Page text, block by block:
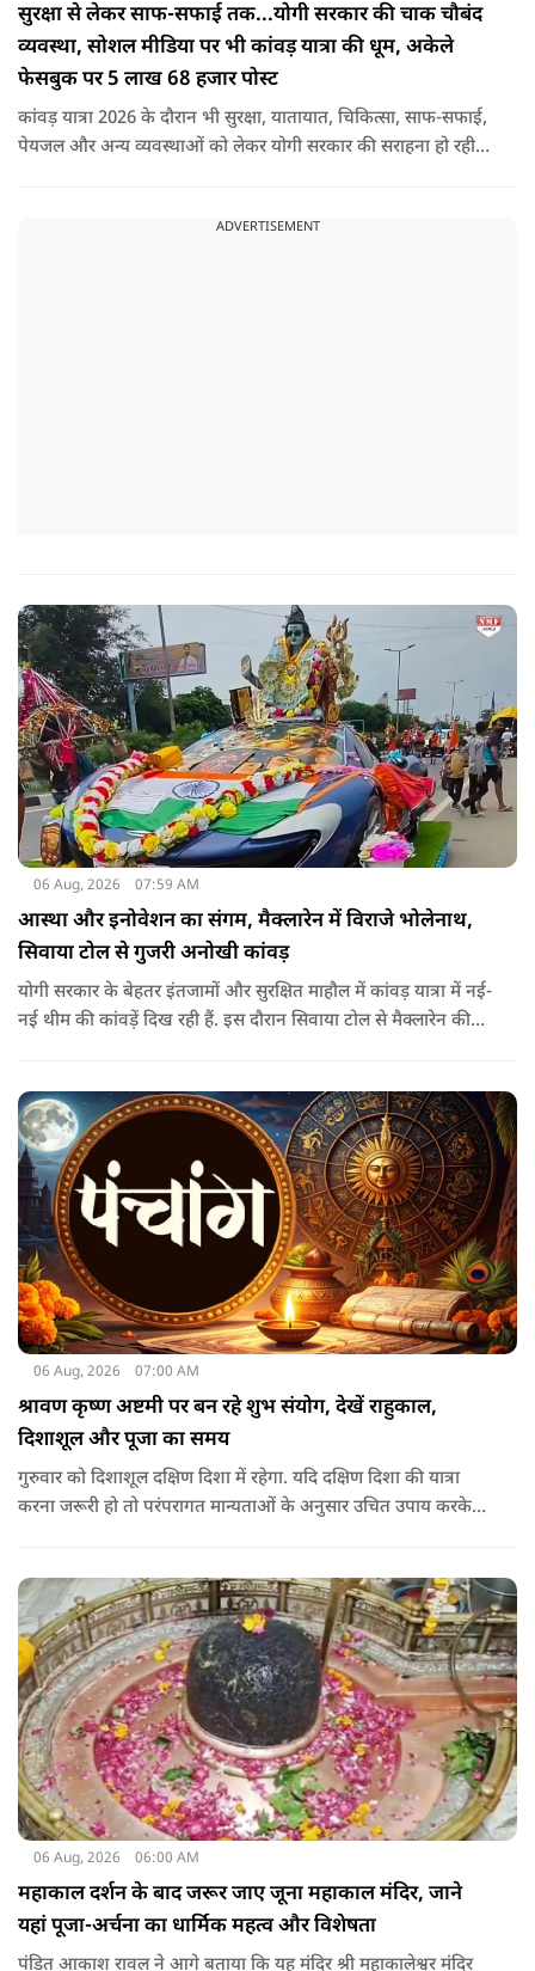
सुरक्षा से लेकर साफ-सफाई तक...योगी सरकार की चाक चौबंद
व्यवस्था, सोशल मीडिया पर भी कांवड़ यात्रा की धूम, अकेले
फेसबुक पर 5 लाख 68 हजार पोस्ट
कांवड़ यात्रा 2026 के दौरान भी सुरक्षा, यातायात, चिकित्सा, साफ-सफाई,
पेयजल और अन्य व्यवस्थाओं को लेकर योगी सरकार की सराहना हो रही
ADVERTISEMENT
06 Aug, 2026 07:59 AM
आस्था और इनोवेशन का संगम, मैक्लारेन में विराजे भोलेनाथ,
सिवाया टोल से गुजरी अनोखी कांवड़
योगी सरकार के बेहतर इंतजामों और सुरक्षित माहौल में कांवड़ यात्रा में नई-
नई थीम की कांवड़ें दिख रही हैं. इस दौरान सिवाया टोल से मैक्लारेन की
06 Aug, 2026 07:00 AM
श्रावण कृष्ण अष्टमी पर बन रहे शुभ संयोग, देखें राहुकाल,
दिशाशूल और पूजा का समय
गुरुवार को दिशाशूल दक्षिण दिशा में रहेगा. यदि दक्षिण दिशा की यात्रा
करना जरूरी हो तो परंपरागत मान्यताओं के अनुसार उचित उपाय करके
06 Aug, 2026 06:00 AM
महाकाल दर्शन के बाद जरूर जाए जूना महाकाल मंदिर, जाने
यहां पूजा-अर्चना का धार्मिक महत्व और विशेषता
पंडित आकाश रावल ने आगे बताया कि यह मंदिर श्री महाकालेश्वर मंदिर